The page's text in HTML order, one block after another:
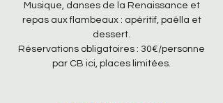
Musique, danses de la Renaissance et
repas aux flambeaux : apéritif, paëlla et
dessert.
Réservations obligatoires : 30€/personne
par CB ici, places limitées.